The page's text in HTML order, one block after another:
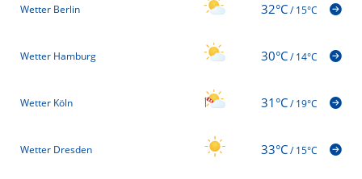
Wetter Berlin 32°C/15°C
Wetter Hamburg 30°C/14°C
Wetter Köln 31°C/19°C
Wetter Dresden 33°C/15°C